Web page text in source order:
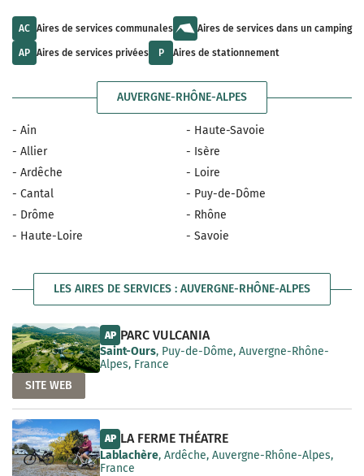
i
l
b
l
s
a
a
i
b
e
l
t
a
v
l
b
l
e
AC Aires de services communales Aires de services dans un camping
AP Aires de services privées P Aires de stationnement
AUVERGNE-RHÔNE-ALPES
- Ain
- Allier
- Ardêche
- Cantal
- Drôme
- Haute-Loire
- Haute-Savoie
- Isère
- Loire
- Puy-de-Dôme
- Rhône
- Savoie
LES AIRES DE SERVICES : AUVERGNE-RHÔNE-ALPES
AP PARC VULCANIA
Saint-Ours, Puy-de-Dôme, Auvergne-Rhône-
Alpes, France
SITE WEB
AP LA FERME THÉATRE
Lablachère, Ardêche, Auvergne-Rhône-Alpes,
France